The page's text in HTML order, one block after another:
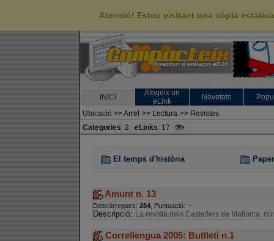
Atenció! Esteu visitant una còpia
INICI
Afegeix un
eLink
Novetats
Ubicació >>Arrel >> Lectura >> Revistes
Categories: 2 eLinks: 17
El temps d'història
Amunt n. 13
Descàrregues: 284, Puntuació:
Descripció: La revista dels Castellers de Mallorca.
Correllengua 2005: Butlletí n.1